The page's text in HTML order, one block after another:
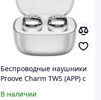
Беспроводные наушники
Proove Charm TWS (APP) с
Silver (TWCH0001AP06)
В наличии